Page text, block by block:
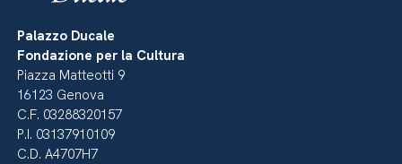
Palazzo Ducale
Fondazione per la Cultura
Piazza Matteotti 9
16123 Genova
C.F. 03288320157
P.I. 03137910109
C.D. A4707H7